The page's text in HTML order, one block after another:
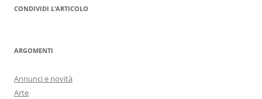
CONDIVIDI L’ARTICOLO
ARGOMENTI
Annunci e novità
Arte